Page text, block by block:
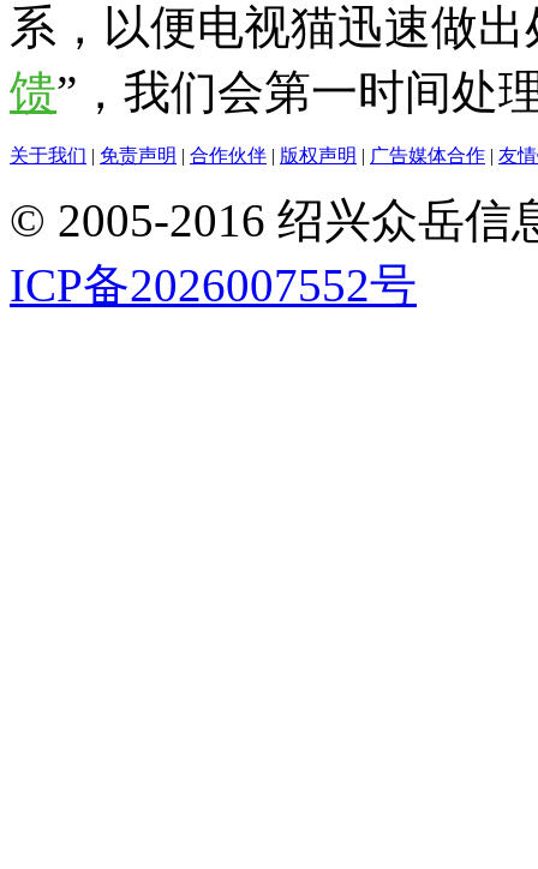
系，以便电视猫迅速做
馈”，我们会第一时间处
关于我们 | 免责声明 | 合作伙伴 | 版权声明 | 广告媒体合作 | 友
© 2005-2016 绍兴众岳
ICP备2026007552号